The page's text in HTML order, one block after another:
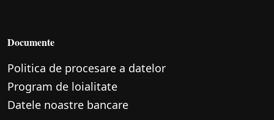
Documente
Politica de procesare a datelor
Program de loialitate
Datele noastre bancare